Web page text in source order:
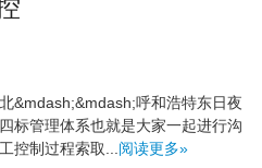
&mdash;&mdash;呼和浩特东日夜
标管理体系也就是大家一起进行沟
控制过程索取... 阅读更多»